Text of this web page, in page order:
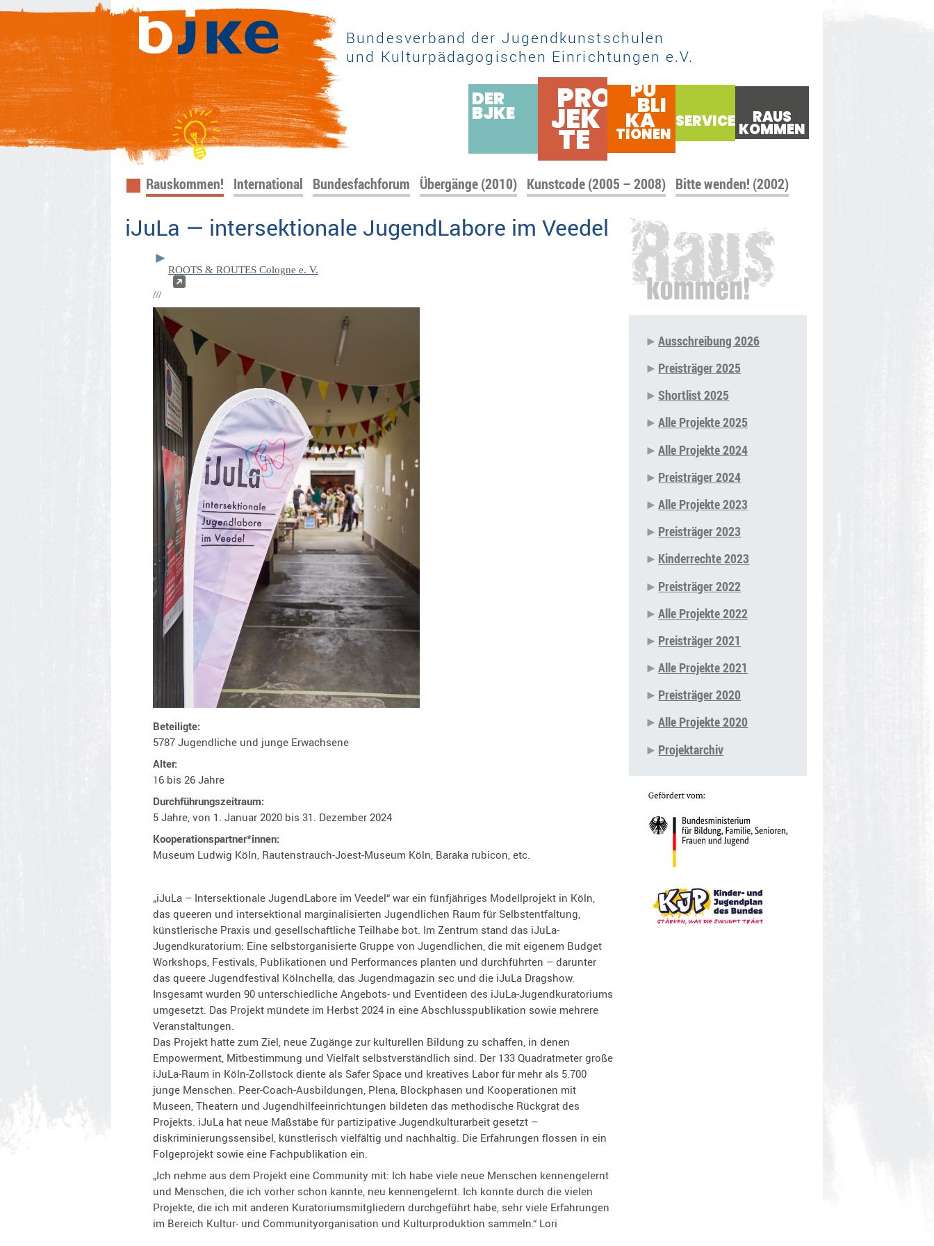
Bundesverband der Jugendkunstschulen
und Kulturpädagogischen Einrichtungen e.V.
DER
BJKE PRO
JEK
TE
PU
BLI
KA
TIONEN
SERVICE RAUS
KOMMEN
Navigation
Rauskommen! International Bundesfachforum Übergänge (2010) Kunstcode (2005 – 2008) Bitte wenden! (2002)
iJuLa — intersektionale JugendLabore im Veedel
ROOTS & ROUTES Cologne e. V.
///
Beteiligte:
5787 Jugendliche und junge Erwachsene
Alter:
16 bis 26 Jahre
Durchführungszeitraum:
5 Jahre, von 1. Januar 2020 bis 31. Dezember 2024
Kooperationspartner*innen:
Museum Ludwig Köln, Rautenstrauch-Joest-Museum Köln, Baraka rubicon, etc.
„iJuLa – Intersektionale JugendLabore im Veedel“ war ein fünfjähriges Modellprojekt in Köln,
das queeren und intersektional marginalisierten Jugendlichen Raum für Selbstentfaltung,
künstlerische Praxis und gesellschaftliche Teilhabe bot. Im Zentrum stand das iJuLa-
Jugendkuratorium: Eine selbstorganisierte Gruppe von Jugendlichen, die mit eigenem Budget
Workshops, Festivals, Publikationen und Performances planten und durchführten – darunter
das queere Jugendfestival Kölnchella, das Jugendmagazin sec und die iJuLa Dragshow.
Insgesamt wurden 90 unterschiedliche Angebots- und Eventideen des iJuLa-Jugendkuratoriums
umgesetzt. Das Projekt mündete im Herbst 2024 in eine Abschlusspublikation sowie mehrere
Veranstaltungen.
Das Projekt hatte zum Ziel, neue Zugänge zur kulturellen Bildung zu schaffen, in denen
Empowerment, Mitbestimmung und Vielfalt selbstverständlich sind. Der 133 Quadratmeter große
iJuLa-Raum in Köln-Zollstock diente als Safer Space und kreatives Labor für mehr als 5.700
junge Menschen. Peer-Coach-Ausbildungen, Plena, Blockphasen und Kooperationen mit
Museen, Theatern und Jugendhilfeeinrichtungen bildeten das methodische Rückgrat des
Projekts. iJuLa hat neue Maßstäbe für partizipative Jugendkulturarbeit gesetzt –
diskriminierungssensibel, künstlerisch vielfältig und nachhaltig. Die Erfahrungen flossen in ein
Folgeprojekt sowie eine Fachpublikation ein.
„Ich nehme aus dem Projekt eine Community mit: Ich habe viele neue Menschen kennengelernt
und Menschen, die ich vorher schon kannte, neu kennengelernt. Ich konnte durch die vielen
Projekte, die ich mit anderen Kuratoriumsmitgliedern durchgeführt habe, sehr viele Erfahrungen
im Bereich Kultur- und Communityorganisation und Kulturproduktion sammeln.“ Lori
überspringen
Ausschreibung 2026
Preisträger 2025
Shortlist 2025
Alle Projekte 2025
Alle Projekte 2024
Preisträger 2024
Alle Projekte 2023
Preisträger 2023
Kinderrechte 2023
Preisträger 2022
Alle Projekte 2022
Preisträger 2021
Alle Projekte 2021
Preisträger 2020
Alle Projekte 2020
Projektarchiv